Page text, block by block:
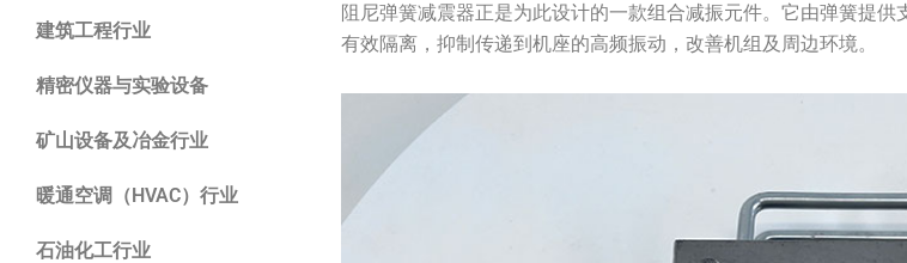
建筑工程行业
精密仪器与实验设备
矿山设备及冶金行业
暖通空调（HVAC）行业
石油化工行业
阻尼弹簧减震器正是为此设计的一款组合减振元件。它由弹簧提
有效隔离，抑制传递到机座的高频振动，改善机组及周边环境。